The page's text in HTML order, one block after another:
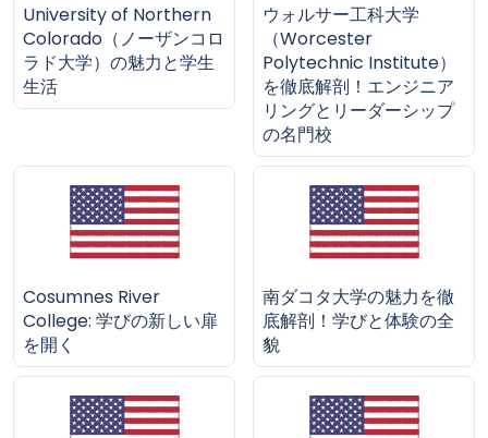
University of Northern
Colorado（ノーザンコロ
ラド大学）の魅力と学生
生活
ウォルサー工科大学
（Worcester
Polytechnic Institute）
を徹底解剖！エンジニア
リングとリーダーシップ
の名門校
Cosumnes River
College: 学びの新しい扉
を開く
南ダコタ大学の魅力を徹
底解剖！学びと体験の全
貌